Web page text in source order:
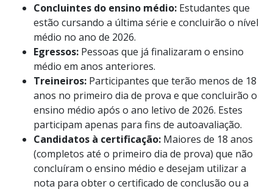
Concluintes do ensino médio: Estudantes que
estão cursando a última série e concluirão o nível
médio no ano de 2026.
Egressos: Pessoas que já finalizaram o ensino
médio em anos anteriores.
Treineiros: Participantes que terão menos de 18
anos no primeiro dia de prova e que concluirão o
ensino médio após o ano letivo de 2026. Estes
participam apenas para fins de autoavaliação.
Candidatos à certificação: Maiores de 18 anos
(completos até o primeiro dia de prova) que não
concluíram o ensino médio e desejam utilizar a
nota para obter o certificado de conclusão ou a